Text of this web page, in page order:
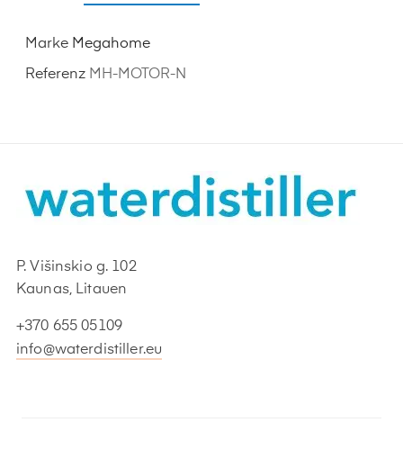
Marke Megahome
Referenz MH-MOTOR-N
P. Višinskio g. 102
Kaunas, Litauen
+370 655 05109
info@waterdistiller.eu